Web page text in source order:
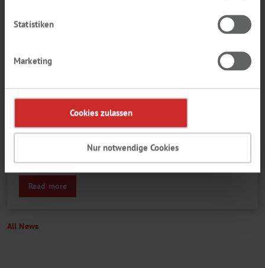
Statistiken
Marketing
Cookies zulassen
Nur notwendige Cookies
01.07.2026
LABBASICS
THE FOUNDATION OF YOUR DAILY LAB
Read more
All News